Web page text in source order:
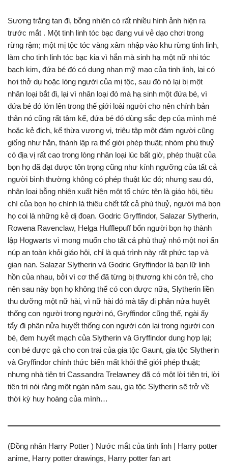
Sương trắng tan đi, bỗng nhiên có rất nhiều hình ảnh hiện ra
trước mắt . Một tinh linh tóc bạc đang vui vẻ dạo chơi trong
rừng rậm; một mị tộc tóc vàng xâm nhập vào khu rừng tinh linh,
làm cho tinh linh tóc bạc kia vì hắn mà sinh hạ một nữ nhi tóc
bạch kim, đứa bé đó có dung nhan mỹ mạo của tinh linh, lại có
hơi thở dụ hoặc lòng người của mị tộc, sau đó nó lại bị một
nhân loại bắt đi, lại vì nhân loại đó mà hạ sinh một đứa bé, vì
đứa bé đó lớn lên trong thế giới loài người cho nên chính bản
thân nó cũng rất tâm kế, đứa bé đó dùng sắc đẹp của mình mê
hoặc kẻ địch, kế thừa vương vị, triệu tập một đám người cũng
giống như hắn, thành lập ra thế giới phép thuật; nhóm phù thuỷ
có địa vị rất cao trong lòng nhân loại lúc bất giờ, phép thuật của
bọn họ đã đạt được tôn trọng cũng như kính ngưỡng của tất cả
người bình thường không có phép thuật lúc đó; nhưng sau đó,
nhân loại bỗng nhiên xuất hiện một tổ chức tên là giáo hội, tiêu
chí của bọn họ chính là thiêu chết tất cả phù thuỷ, người mà bọn
họ coi là những kẻ dị đoan. Godric Gryffindor, Salazar Slytherin,
Rowena Ravenclaw, Helga Hufflepuff bốn người bọn họ thành
lập Hogwarts vì mong muốn cho tất cả phù thuỷ nhỏ một nơi ẩn
núp an toàn khỏi giáo hội, chỉ là quá trình này rất phức tạp và
gian nan. Salazar Slytherin và Godric Gryffindor là bạn lữ linh
hồn của nhau, bởi vì cơ thể đã từng bị thương khi còn trẻ, cho
nên sau này bọn họ không thể có con được nữa, Slytherin liền
thu dưỡng một nữ hài, vì nữ hài đó mà tẩy đi phân nửa huyết
thống con người trong người nó, Gryffindor cũng thế, ngài ấy
tẩy đi phân nửa huyết thống con người còn lại trong người con
bé, đem huyết mạch của Slytherin và Gryffindor dung hợp lại;
con bé được gả cho con trai của gia tộc Gaunt, gia tộc Slytherin
và Gryffindor chính thức biến mất khỏi thế giới phép thuật;
nhưng nhà tiên tri Cassandra Trelawney đã có một lời tiên tri, lời
tiên tri nói rằng một ngàn năm sau, gia tộc Slytherin sẽ trở về
thời kỳ huy hoàng của mình…
(Đồng nhân Harry Potter ) Nước mắt của tinh linh | Harry potter
anime, Harry potter drawings, Harry potter fan art